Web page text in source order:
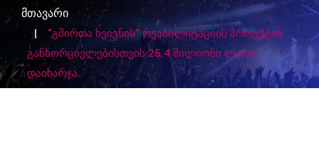
მთავარი
“გმირთა ხეივნის” რეაბილიტაციის პროექტის
განხორციელებისთვის 25.4 მილიონი ლარი
დაიხარჯა